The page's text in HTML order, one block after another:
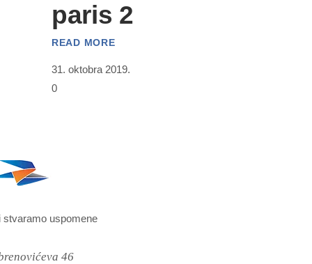
paris 2
READ MORE
31. oktobra 2019.
0
stvaramo uspomene
46